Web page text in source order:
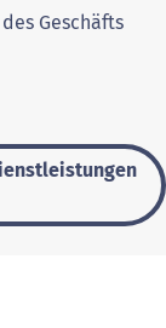
Geschäfts